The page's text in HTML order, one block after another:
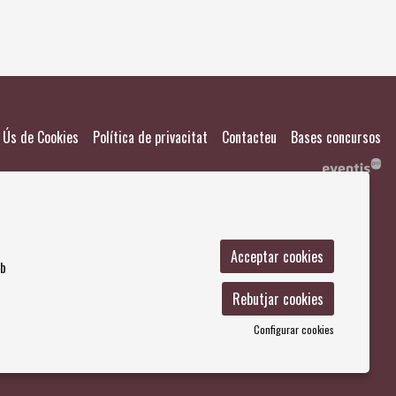
Ús de Cookies Política de privacitat Contacteu Bases concursos
Acceptar cookies
Rebutjar cookies
Configurar cookies